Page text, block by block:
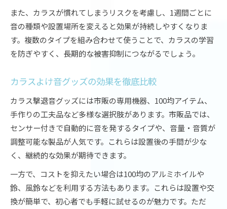
また、カラスが慣れてしまうリスクを考慮し、1週間ごとに
音の種類や設置場所を変えると効果が持続しやすくなりま
す。複数のタイプを組み合わせて使うことで、カラスの学習
を防ぎやすく、長期的な被害抑制につながるでしょう。
カラスよけ音グッズの効果を徹底比較
カラス撃退音グッズには市販の専用機器、100均アイテム、
手作りの工夫品など多様な選択肢があります。市販品では、
センサー付きで自動的に音を発するタイプや、音量・音質が
調整可能な製品が人気です。これらは設置後の手間が少な
く、継続的な効果が期待できます。
一方で、コストを抑えたい場合は100均のアルミホイルや
鈴、風鈴などを利用する方法もあります。これらは設置や交
換が簡単で、初心者でも手軽に試せるのが魅力です。ただ